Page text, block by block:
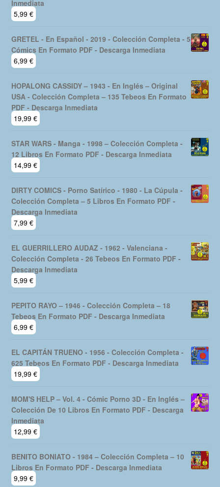
Inmediata
5,99 €
GRETEL - En Español - 2019 - Colección Completa - 5
Cómics En Formato PDF - Descarga Inmediata
6,99 €
HOPALONG CASSIDY – 1943 - En Inglés – Original
USA - Colección Completa – 135 Tebeos En Formato
PDF - Descarga Inmediata
19,99 €
STAR WARS - Manga - 1998 – Colección Completa -
12 Libros En Formato PDF - Descarga Inmediata
14,99 €
DIRTY COMICS - Porno Satírico - 1980 - La Cúpula -
Colección Completa – 5 Libros En Formato PDF -
Descarga Inmediata
7,99 €
EL GUERRILLERO AUDAZ - 1962 - Valenciana -
Colección Completa - 26 Tebeos En Formato PDF -
Descarga Inmediata
5,99 €
PEPITO RAYO – 1946 - Colección Completa – 18
Tebeos En Formato PDF - Descarga Inmediata
6,99 €
EL CAPITÁN TRUENO - 1956 - Colección Completa -
625 Tebeos En Formato PDF - Descarga Inmediata
19,99 €
MOM'S HELP – Vol. 4 - Cómic Porno 3D - En Inglés –
Colección De 10 Libros En Formato PDF - Descarga
Inmediata
12,99 €
BENITO BONIATO - 1984 – Colección Completa – 10
Libros En Formato PDF - Descarga Inmediata
9,99 €